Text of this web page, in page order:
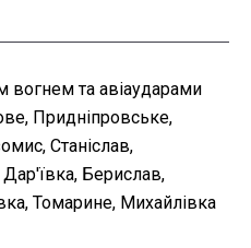
вогнем та авіаударами
Придніпровське,
Станіслав,
Берислав,
Томарине, Михайлівка